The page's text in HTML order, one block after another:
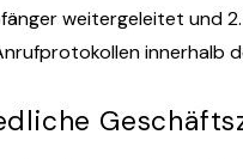
weitergeleitet und
innerhalb